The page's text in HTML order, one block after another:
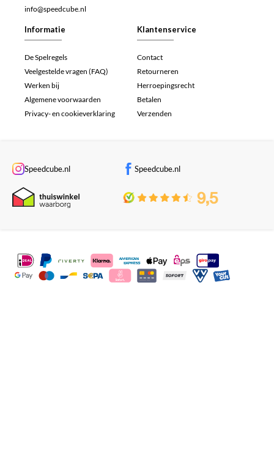
info@speedcube.nl
Informatie
De Spelregels
Veelgestelde vragen (FAQ)
Werken bij
Algemene voorwaarden
Privacy- en cookieverklaring
Klantenservice
Contact
Retourneren
Herroepingsrecht
Betalen
Verzenden
Speedcube.nl Speedcube.nl